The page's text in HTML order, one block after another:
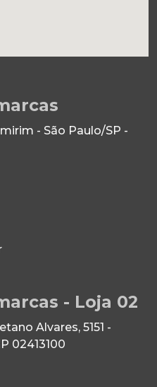
- São Paulo/SP -
- Loja 02
Alvares, 5151 -
02413100